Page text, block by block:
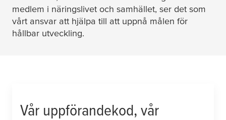
medlem i näringslivet och samhället, ser det som
vårt ansvar att hjälpa till att uppnå målen för
hållbar utveckling.
Vår uppförandekod, vår